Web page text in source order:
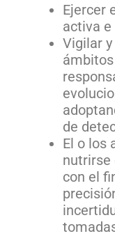
Ejercer
activa
Vigilar
de
El o los
nutrirse
con el